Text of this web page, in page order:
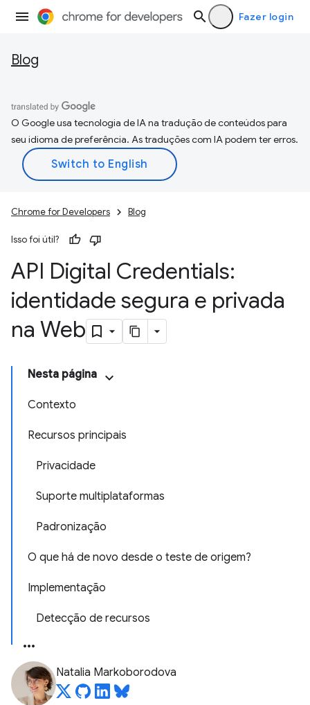
Fazer login
Blog
O Google usa tecnologia de IA na tradução de conteúdos para
seu idioma de preferência. As traduções com IA podem ter erros.
Chrome for Developers Blog
Isso foi útil?
API Digital Credentials:
identidade segura e privada
na Web
Nesta página
Contexto
Recursos principais
Privacidade
Suporte multiplataformas
Padronização
O que há de novo desde o teste de origem?
Implementação
Detecção de recursos
Natalia Markoborodova